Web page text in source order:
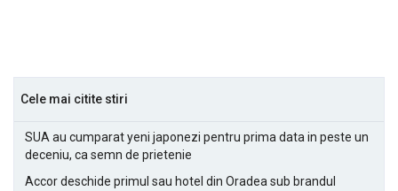
Cele mai citite stiri
SUA au cumparat yeni japonezi pentru prima data in peste un
deceniu, ca semn de prietenie
Accor deschide primul sau hotel din Oradea sub brandul